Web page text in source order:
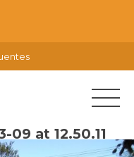
at 12.50.11